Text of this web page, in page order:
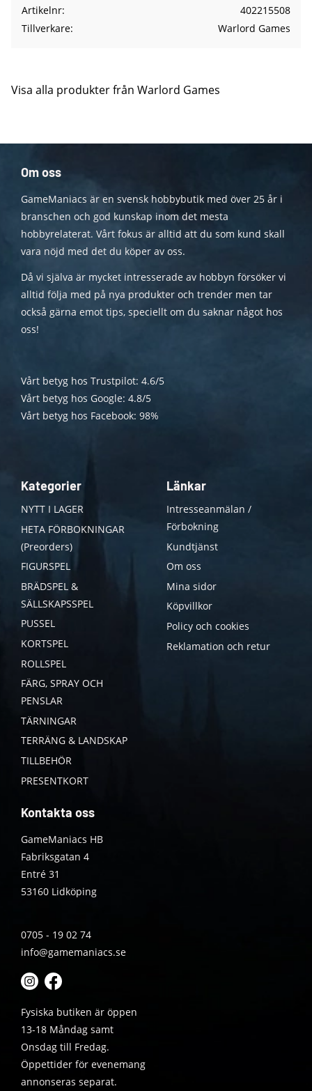
Artikelnr
402215508
Tillverkare
Warlord Games
Visa alla produkter från Warlord Games
Om oss
GameManiacs är en svensk hobbybutik med över 25 år i
branschen och god kunskap inom det mesta
hobbyrelaterat. Vårt fokus är alltid att du som kund skall
vara nöjd med det du köper av oss.
Då vi själva är mycket intresserade av hobbyn försöker vi
alltid följa med på nya produkter och trender men tar
också gärna emot tips, speciellt om du saknar något hos
oss!
Vårt betyg hos Trustpilot: 4.6/5
Vårt betyg hos Google: 4.8/5
Vårt betyg hos Facebook: 98%
Kategorier
NYTT I LAGER
HETA FÖRBOKNINGAR
(Preorders)
FIGURSPEL
BRÄDSPEL &
SÄLLSKAPSSPEL
PUSSEL
KORTSPEL
ROLLSPEL
FÄRG, SPRAY OCH
PENSLAR
TÄRNINGAR
TERRÄNG & LANDSKAP
TILLBEHÖR
PRESENTKORT
Länkar
Intresseanmälan /
Förbokning
Kundtjänst
Om oss
Mina sidor
Köpvillkor
Policy och cookies
Reklamation och retur
Kontakta oss
GameManiacs HB
Fabriksgatan 4
Entré 31
53160 Lidköping
0705 - 19 02 74
info@gamemaniacs.se
Fysiska butiken är öppen
13-18 Måndag samt
Onsdag till Fredag.
Öppettider för evenemang
annonseras separat.